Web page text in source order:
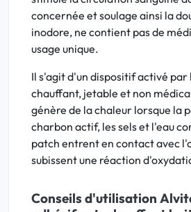
concernée et soulage ainsi la
inodore, ne contient pas de
usage unique.
Il s'agit d'un dispositif activé
chauffant, jetable et non
génère de la chaleur lorsque la
charbon actif, les sels et l'eau
patch entrent en contact avec
subissent une réaction
Conseils d'utilisation